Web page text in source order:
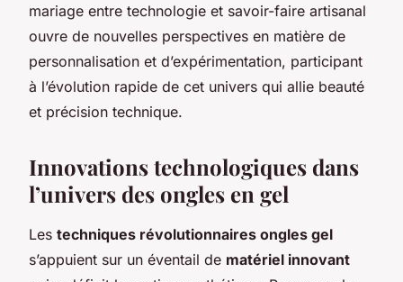
mariage entre technologie et savoir-faire artisanal
ouvre de nouvelles perspectives en matière de
personnalisation et d’expérimentation, participant
à l’évolution rapide de cet univers qui allie beauté
et précision technique.
Innovations technologiques dans
l’univers des ongles en gel
Les techniques révolutionnaires ongles gel
s’appuient sur un éventail de matériel innovant